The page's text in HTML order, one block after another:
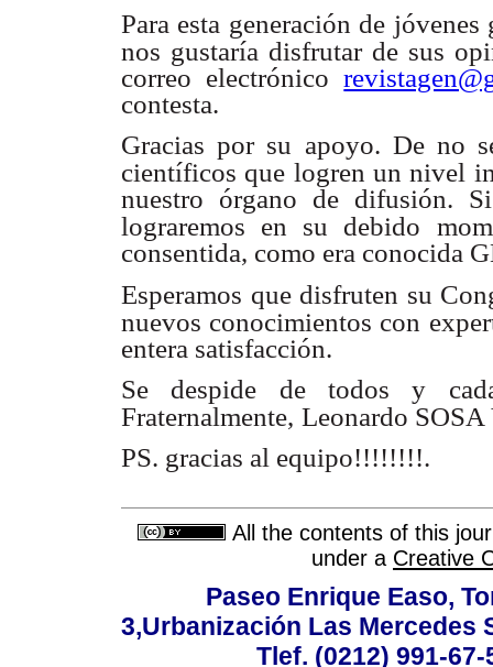
Para esta generación de
nos gustaría disfrutar de sus
correo electrónico
contesta.
Gracias por su apoyo. De no
científicos que logren un nivel
nuestro órgano de difusión.
lograremos en su debido
consentida, como era conocida
Esperamos que disfruten su
nuevos conocimientos con
entera satisfacción.
Se despide de todos y
Fraternalmente, Leonardo SOSA
PS. gracias al equipo!!!!!!!!.
All the contents of this
under a Creative
Paseo Enrique Easo,
3,Urbanización Las Mercedes
Tlef. (0212) 991-